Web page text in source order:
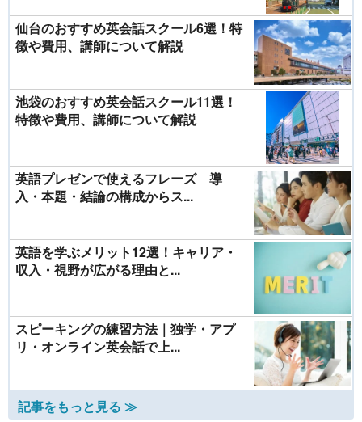
仙台のおすすめ英会話スクール6選！特
徴や費用、講師について解説
池袋のおすすめ英会話スクール11選！
特徴や費用、講師について解説
英語プレゼンで使えるフレーズ 導
入・本題・結論の構成からス...
英語を学ぶメリット12選！キャリア・
収入・視野が広がる理由と...
スピーキングの練習方法｜独学・アプ
リ・オンライン英会話で上...
記事をもっと見る ≫